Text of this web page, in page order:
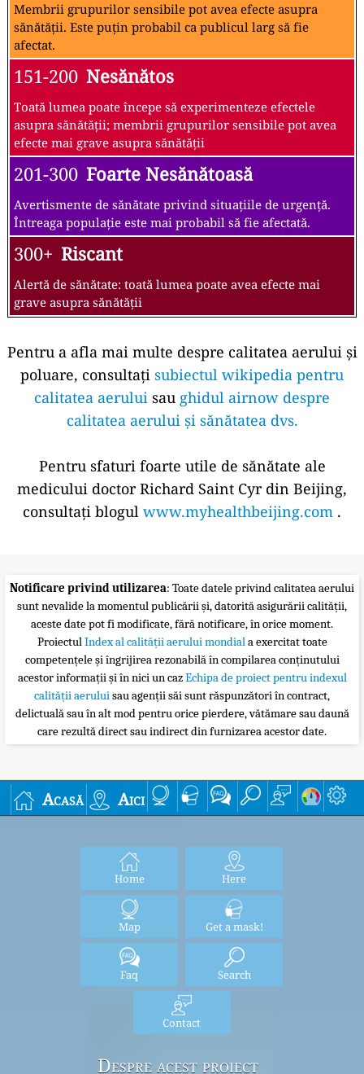
Membrii grupurilor sensibile pot avea efecte asupra
sănătății. Este puțin probabil ca publicul larg să fie
afectat.
151-200 Nesănătos
Toată lumea poate începe să experimenteze efectele
asupra sănătății; membrii grupurilor sensibile pot avea
efecte mai grave asupra sănătății
201-300 Foarte Nesănătoasă
Avertismente de sănătate privind situațiile de urgență.
Întreaga populație este mai probabil să fie afectată.
300+ Riscant
Alertă de sănătate: toată lumea poate avea efecte mai
grave asupra sănătății
Pentru a afla mai multe despre calitatea aerului și
poluare, consultați subiectul wikipedia pentru
calitatea aerului sau ghidul airnow despre
calitatea aerului și sănătatea dvs.
Pentru sfaturi foarte utile de sănătate ale
medicului doctor Richard Saint Cyr din Beijing,
consultați blogul www.myhealthbeijing.com .
Notificare privind utilizarea: Toate datele privind calitatea aerului
sunt nevalide la momentul publicării și, datorită asigurării calității,
aceste date pot fi modificate, fără notificare, în orice moment.
ProiectulIndex al calității aerului mondiala exercitat toate
competențele și îngrijirea rezonabilă în compilarea conținutului
acestor informații și în nici un cazEchipa de proiect pentru indexul
calității aeruluisau agenții săi sunt răspunzători în contract,
delictuală sau în alt mod pentru orice pierdere, vătămare sau daună
care rezultă direct sau indirect din furnizarea acestor date.
Acasă Aici
Home Here
Map Get a mask!
Faq Search
Contact
Despre acest proiect